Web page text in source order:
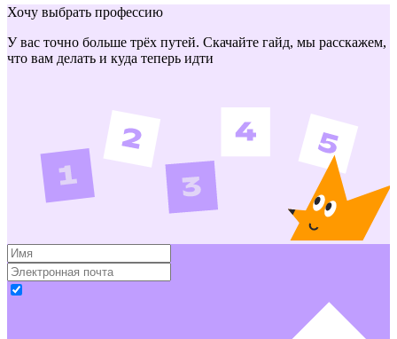
Хочу выбрать профессию
У вас точно больше трёх путей. Скачайте гайд, мы расскажем,
что вам делать и куда теперь идти